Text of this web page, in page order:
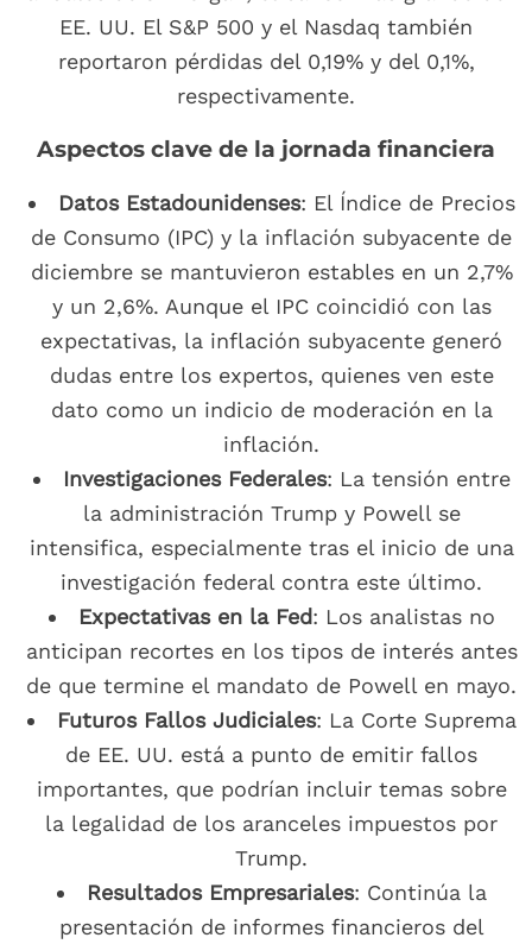
EE. UU. El S&P 500 y el Nasdaq también
reportaron pérdidas del 0,19% y del 0,1%,
respectivamente.
Aspectos clave de la jornada financiera
Datos Estadounidenses: El Índice de Precios
de Consumo (IPC) y la inflación subyacente de
diciembre se mantuvieron estables en un 2,7%
y un 2,6%. Aunque el IPC coincidió con las
expectativas, la inflación subyacente generó
dudas entre los expertos, quienes ven este
dato como un indicio de moderación en la
inflación.
Investigaciones Federales: La tensión entre
la administración Trump y Powell se
intensifica, especialmente tras el inicio de una
investigación federal contra este último.
Expectativas en la Fed: Los analistas no
anticipan recortes en los tipos de interés antes
de que termine el mandato de Powell en mayo.
Futuros Fallos Judiciales: La Corte Suprema
de EE. UU. está a punto de emitir fallos
importantes, que podrían incluir temas sobre
la legalidad de los aranceles impuestos por
Trump.
Resultados Empresariales: Continúa la
presentación de informes financieros del